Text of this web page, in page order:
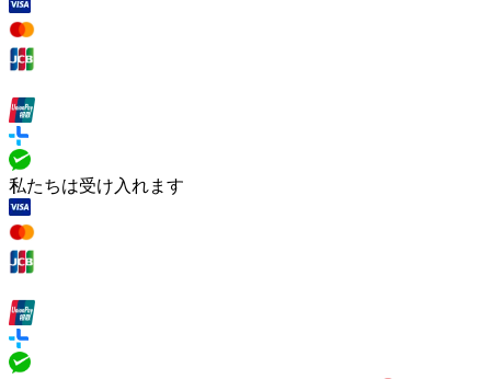
私たちは受け入れます